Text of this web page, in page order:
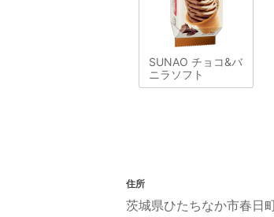
SUNAO チョコ&バ
ニラソフト
住所
茨城県ひたちなか市春日